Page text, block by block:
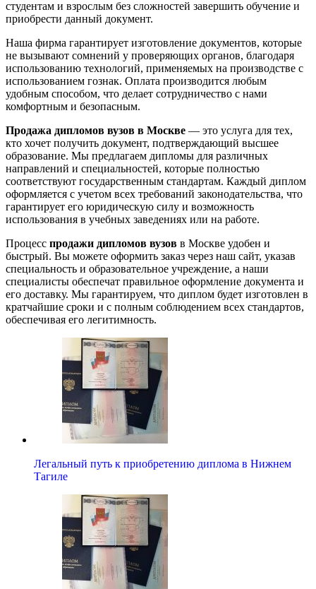
студентам и взрослым без сложностей завершить обучение и
приобрести данный документ.
Наша фирма гарантирует изготовление документов, которые
не вызывают сомнений у проверяющих органов, благодаря
использованию технологий, применяемых на производстве с
использованием гознак. Оплата производится любым
удобным способом, что делает сотрудничество с нами
комфортным и безопасным.
Продажа дипломов вузов в Москве — это услуга для тех,
кто хочет получить документ, подтверждающий высшее
образование. Мы предлагаем дипломы для различных
направлений и специальностей, которые полностью
соответствуют государственным стандартам. Каждый диплом
оформляется с учетом всех требований законодательства, что
гарантирует его юридическую силу и возможность
использования в учебных заведениях или на работе.
Процесс продажи дипломов вузов в Москве удобен и
быстрый. Вы можете оформить заказ через наш сайт, указав
специальность и образовательное учреждение, а наши
специалисты обеспечат правильное оформление документа и
его доставку. Мы гарантируем, что диплом будет изготовлен в
кратчайшие сроки и с полным соблюдением всех стандартов,
обеспечивая его легитимность.
Легальный путь к приобретению диплома в Нижнем
Тагиле